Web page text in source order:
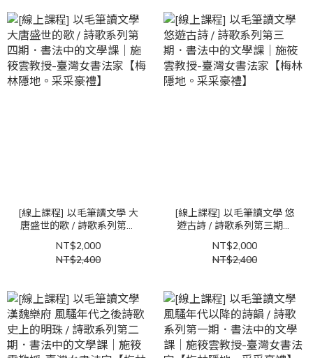
[線上課程] 以毛筆讀文學 大
唐盛世的歌 / 詩歌系列第四
期．書法中的文學課｜施筱
雲教授-臺灣女書法家【梅林
隱地。采采豪禮】
NT$2,000
NT$2,400
[線上課程] 以毛筆讀文學 悠
遊古詩 / 詩歌系列第三期．
書法中的文學課｜施筱雲教
授-臺灣女書法家【梅林隱
地。采采豪禮】
NT$2,000
NT$2,400